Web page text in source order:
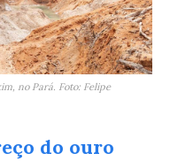
no Pará. Foto: Felipe
do ouro